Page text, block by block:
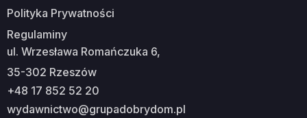
Polityka Prywatności
Regulaminy
ul. Wrzesława Romańczuka 6,
35-302 Rzeszów
+48 17 852 52 20
wydawnictwo@grupadobrydom.pl